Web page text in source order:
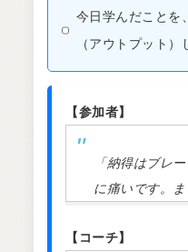
今日学んだことを
（アウトプット）
【参加者】
「納得はブレ
に痛いです。ま
【コーチ】